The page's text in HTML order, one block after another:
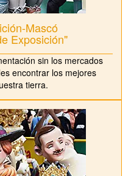
Mascó
Exposición"
sin los mercados
encontrar los mejores
tierra.